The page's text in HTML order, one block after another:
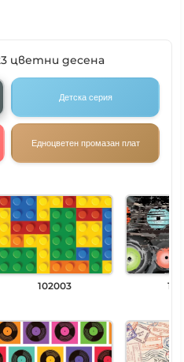
цветни десена
Детска серия
Едноцветен промазан плат
102003